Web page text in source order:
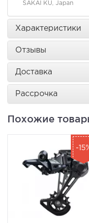
SAKAI KU, Japan
Характеристики
Отзывы
Доставка
Рассрочка
Похожие
-